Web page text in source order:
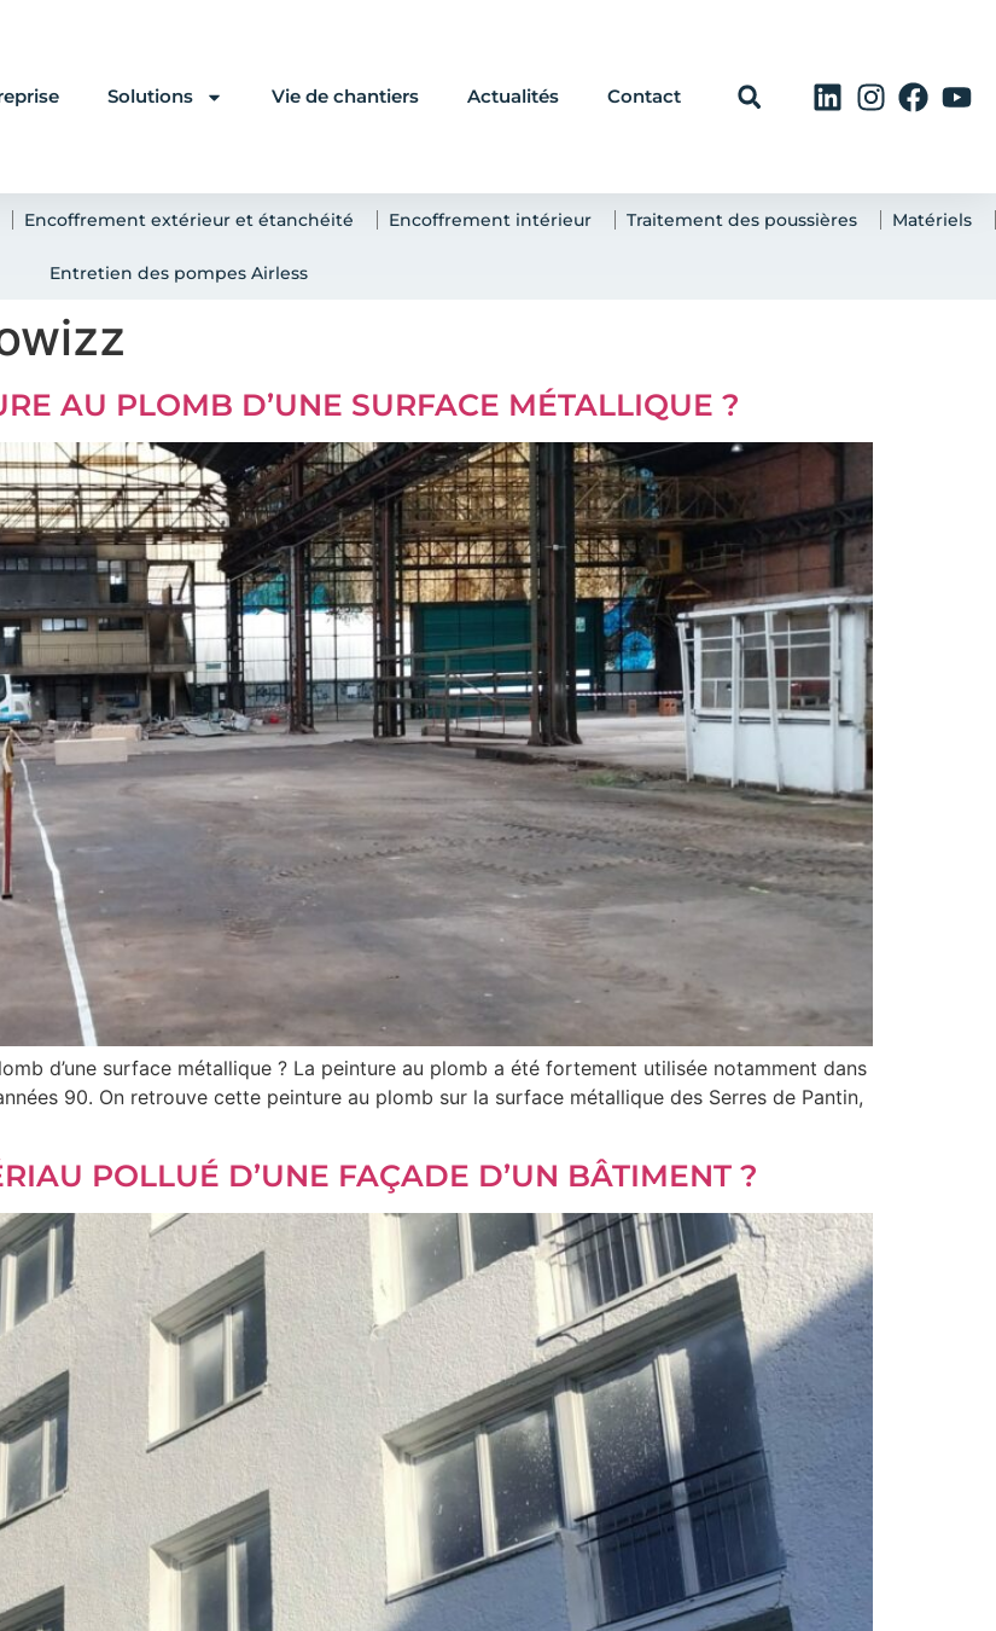
Solutions Vie de chantiers Actualités Contact
Encoffrement extérieur et étanchéité Encoffrement intérieur Traitement des poussières Matériels
Entretien des pompes Airless
AU PLOMB D’UNE SURFACE MÉTALLIQUE ?
d’une surface métallique ? La peinture au plomb a été fortement utilisée notamment dans
90. On retrouve cette peinture au plomb sur la surface métallique des Serres de Pantin,
POLLUÉ D’UNE FAÇADE D’UN BÂTIMENT ?